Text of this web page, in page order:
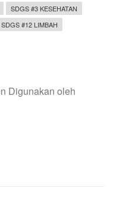
SDGS #3 KESEHATAN
SDGS #12 LIMBAH
Digunakan oleh